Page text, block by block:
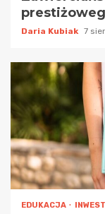
Daria Kubiak 7
EDUKACJA